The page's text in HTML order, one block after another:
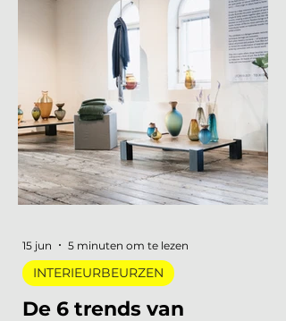
beurzencarrousel weer op volle
toeren, met een Nederlandse en
Belgische agenda die piekt in
september en november, en een
internationale kalender die loopt
van Helsinki tot Miami. Hieronder
vind je alle relevante
interieurbeurzen, designbeurzen
en kunstbeurzen van augustus tot
en met december 2026, op datum
agenda te blokken. Welke
interieurbeurzen, designbeurzen
INTERIEURBEURZEN
15 jun 5 minuten om te lezen